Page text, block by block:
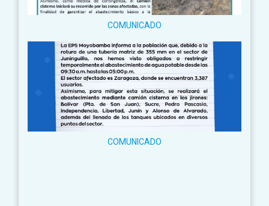
COMUNICADO
COMUNICADO